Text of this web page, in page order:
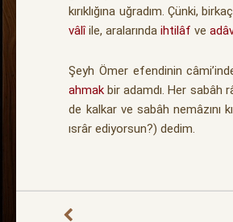
kırıklığına uğradım. Çünki,
vâlîile, aralarındaihtilâf ve
Şeyh Ömer efendinin
ahmak bir adamdı. Her sabâh
de kalkar ve sabâh nemâzını
ısrâr ediyorsun?) dedim.